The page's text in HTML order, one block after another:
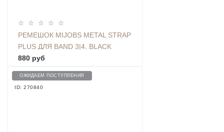
РЕМЕШОК MIJOBS METAL STRAP
PLUS ДЛЯ BAND 3|4, BLACK
880 руб
ОЖИДАЕМ ПОСТУПЛЕНИЯ
ID: 270840